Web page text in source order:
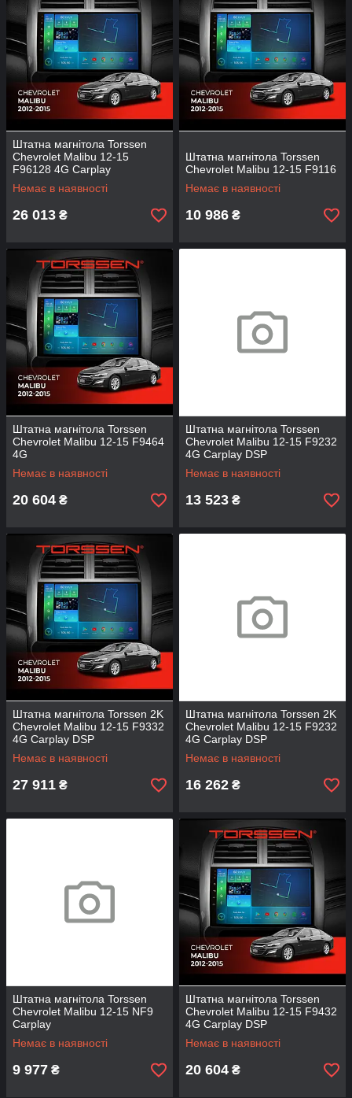
Штатна магнітола Torssen
Chevrolet Malibu 12-15
F96128 4G Carplay
Немає в наявності
26 013 ₴
Штатна магнітола Torssen
Chevrolet Malibu 12-15 F9116
Немає в наявності
10 986 ₴
Штатна магнітола Torssen
Chevrolet Malibu 12-15 F9464
4G
Немає в наявності
20 604 ₴
Штатна магнітола Torssen
Chevrolet Malibu 12-15 F9232
4G Carplay DSP
Немає в наявності
13 523 ₴
Штатна магнітола Torssen 2K
Chevrolet Malibu 12-15 F9332
4G Carplay DSP
Немає в наявності
27 911 ₴
Штатна магнітола Torssen 2K
Chevrolet Malibu 12-15 F9232
4G Carplay DSP
Немає в наявності
16 262 ₴
Штатна магнітола Torssen
Chevrolet Malibu 12-15 NF9
Carplay
Немає в наявності
9 977 ₴
Штатна магнітола Torssen
Chevrolet Malibu 12-15 F9432
4G Carplay DSP
Немає в наявності
20 604 ₴